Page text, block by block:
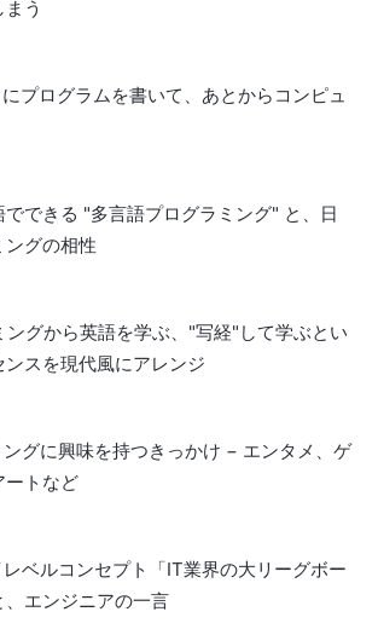
う
プログラムを書いて、あとからコンピュ
できる "多言語プログラミング" と、日
グの相性
グから英語を学ぶ、"写経"して学ぶとい
スを現代風にアレンジ
グに興味を持つきっかけ − エンタメ、ゲ
ートなど
ベルコンセプト「IT業界の大リーグボー
エンジニアの一言